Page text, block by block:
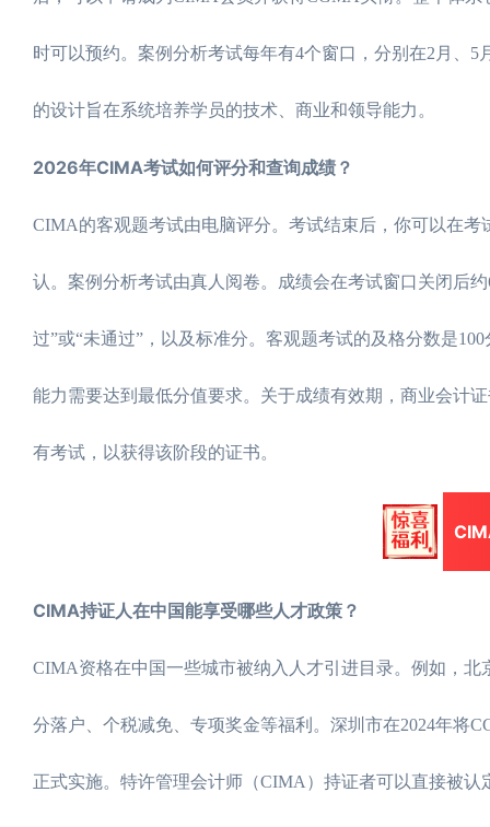
时可以预约。案例分析考试每年有4个窗口，分别在2月、
的设计旨在系统培养学员的技术、商业和领导能力。
2026年CIMA考试如何评分和查询成绩？
CIMA的客观题考试由电脑评分。考试结束后，你可以在
认。案例分析考试由真人阅卷。成绩会在考试窗口关闭后
过”或“未通过”，以及标准分。客观题考试的及格分数是
能力需要达到最低分值要求。关于成绩有效期，商业会计
有考试，以获得该阶段的证书。
CIMA持证人在中国能享受哪些人才政策？
CIMA资格在中国一些城市被纳入人才引进目录。例如，
分落户、个税减免、专项奖金等福利。深圳市在2024年将
正式实施。特许管理会计师（CIMA）持证者可以直接被